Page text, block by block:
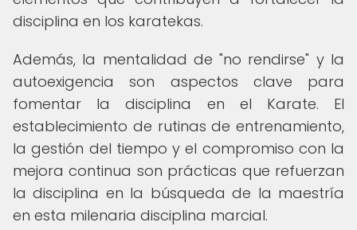
disciplina en los karatekas.
Además, la mentalidad de "no rendirse" y la
autoexigencia son aspectos clave para
fomentar la disciplina en el Karate. El
establecimiento de rutinas de entrenamiento,
la gestión del tiempo y el compromiso con la
mejora continua son prácticas que refuerzan
la disciplina en la búsqueda de la maestría
en esta milenaria disciplina marcial.